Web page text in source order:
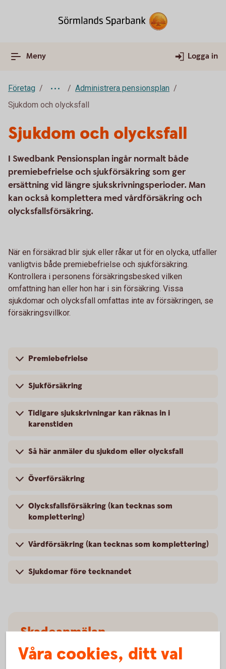
Meny Logga in
Företag
Administrera pensionsplan
Sjukdom och olycksfall
Sjukdom och olycksfall
I Swedbank Pensionsplan ingår normalt både
premiebefrielse och sjukförsäkring som ger
ersättning vid längre sjukskrivningsperioder. Man
kan också komplettera med vårdförsäkring och
olycksfallsförsäkring.
När en försäkrad blir sjuk eller råkar ut för en olycka, utfaller
vanligtvis både premiebefrielse och sjukförsäkring.
Kontrollera i personens försäkringsbesked vilken
omfattning han eller hon har i sin försäkring. Vissa
sjukdomar och olycksfall omfattas inte av försäkringen, se
försäkringsvillkor.
Premiebefrielse
Sjukförsäkring
Tidigare sjukskrivningar kan räknas in i
karenstiden
Så här anmäler du sjukdom eller olycksfall
Överförsäkring
Olycksfallsförsäkring (kan tecknas som
komplettering)
Vårdförsäkring (kan tecknas som komplettering)
Sjukdomar före tecknandet
Skadeanmälan
olycksfallsförsäkring
Våra cookies, ditt val